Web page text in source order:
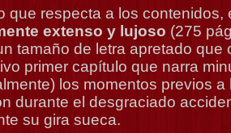
que respecta a los contenidos,
extenso y lujoso (275
tamaño de letra apretado que
primer capítulo que narra
los momentos previos a
durante el desgraciado
su gira sueca.